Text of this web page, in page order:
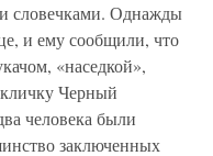
словечками. Однажды
и ему сообщили, что
«наседкой»,
Черный
человека были
заключенных